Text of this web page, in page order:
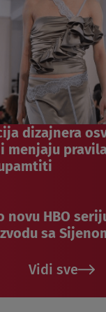
dizajnera
menjaju
novu HBO
sa
Vidi sve